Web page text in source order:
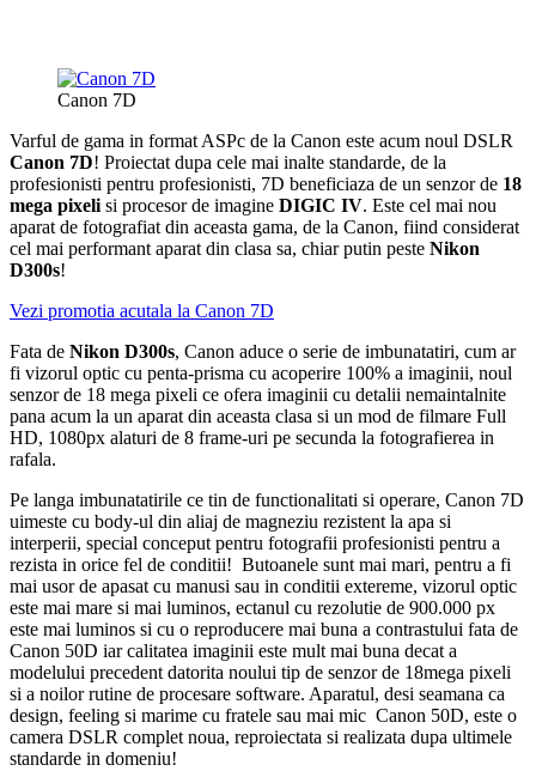
Canon 7D
Varful de gama in format ASPc de la Canon este acum noul DSLR
Canon 7D! Proiectat dupa cele mai inalte standarde, de la
profesionisti pentru profesionisti, 7D beneficiaza de un senzor de 18
mega pixeli si procesor de imagine DIGIC IV. Este cel mai nou
aparat de fotografiat din aceasta gama, de la Canon, fiind considerat
cel mai performant aparat din clasa sa, chiar putin peste Nikon
D300s!
Vezi promotia acutala la Canon 7D
Fata de Nikon D300s, Canon aduce o serie de imbunatatiri, cum ar
fi vizorul optic cu penta-prisma cu acoperire 100% a imaginii, noul
senzor de 18 mega pixeli ce ofera imaginii cu detalii nemaintalnite
pana acum la un aparat din aceasta clasa si un mod de filmare Full
HD, 1080px alaturi de 8 frame-uri pe secunda la fotografierea in
rafala.
Pe langa imbunatatirile ce tin de functionalitati si operare, Canon 7D
uimeste cu body-ul din aliaj de magneziu rezistent la apa si
interperii, special conceput pentru fotografii profesionisti pentru a
rezista in orice fel de conditii! Butoanele sunt mai mari, pentru a fi
mai usor de apasat cu manusi sau in conditii extereme, vizorul optic
este mai mare si mai luminos, ectanul cu rezolutie de 900.000 px
este mai luminos si cu o reproducere mai buna a contrastului fata de
Canon 50D iar calitatea imaginii este mult mai buna decat a
modelului precedent datorita noului tip de senzor de 18mega pixeli
si a noilor rutine de procesare software. Aparatul, desi seamana ca
design, feeling si marime cu fratele sau mai mic Canon 50D, este o
camera DSLR complet noua, reproiectata si realizata dupa ultimele
standarde in domeniu!